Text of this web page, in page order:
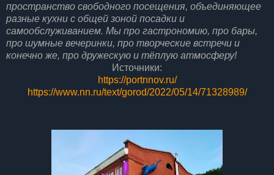
пространство свободного посещения, объединяющее
разные кухни с общей зоной посадки и
самообслуживанием. Мы про гастрономию, про бары,
про шумные вечеринки, про творческие встречи и
конечно же, про дружескую и тёплую атмосферу!
Источники:
https://portnnov.ru/
https://www.nn.ru/text/gorod/2022/05/14/71328989/